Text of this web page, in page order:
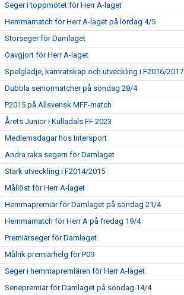
Seger i toppmötet för Herr A-laget
Hemmamatch för Herr A-laget på lördag 4/5
Storseger för Damlaget
Oavgjort för Herr A-laget
Spelglädje, kamratskap och utveckling i F2016/2017
Dubbla seniormatcher på söndag 28/4
P2015 på Allsvensk MFF-match
Årets Junior i Kulladals FF 2023
Medlemsdagar hos Intersport
Andra raka segern för Damlaget
Stark utveckling i F2014/2015
Mållöst för Herr A-laget
Hemmapremiär för Damlaget på söndag 21/4
Hemmamatch för Herr A på fredag 19/4
Premiärseger för Damlaget
Målrik premiärhelg för P09
Seger i hemmapremiären för Herr A-laget
Seriepremiär för Damlaget på söndag 14/4